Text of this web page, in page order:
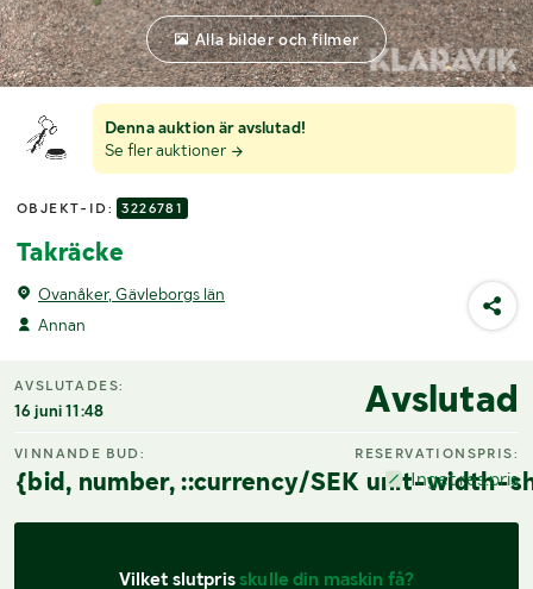
Denna auktion är avslutad!
Se fler auktioner
OBJEKT-ID: 3226781
Takräcke
Ovanåker, Gävleborgs län
Annan
Alla bilder och filmer
AVSLUTADES:
16 juni 11:48 Avslutad
VINNANDE BUD:
{bid, number, ::currency/SEK unit-width-
RESERVATIONSPRIS:
Inget res.pris
Vilket slutpris skulle din maskin få?